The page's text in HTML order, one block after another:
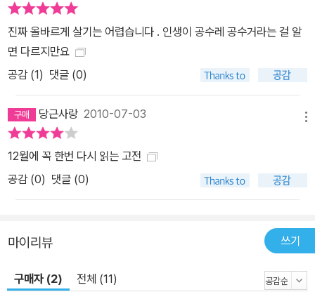
진짜 올바르게 살기는 어렵습니다 . 인생이 공수레 공수거라는 걸 알
면 다르지만요
공감 (1) 댓글 (0)
당근사랑 2010-07-03
12월에 꼭 한번 다시 읽는 고전
공감 (0) 댓글 (0)
마이리뷰 쓰기
구매자 (2) 전체 (11)